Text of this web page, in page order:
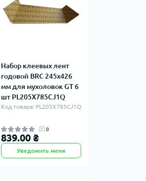
Набор клеевых лент
годовой BRC 245х426
мм для мухоловок GT 6
шт PL205X785CJ1Q
Код товара: PL205X785CJ1Q
0
839.00 ₴
Уведомить меня